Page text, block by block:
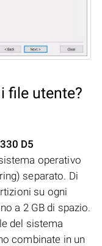
file utente?
D5
operativo
separato. Di
su ogni
a 2 GB di spazio.
del sistema
combinate in un